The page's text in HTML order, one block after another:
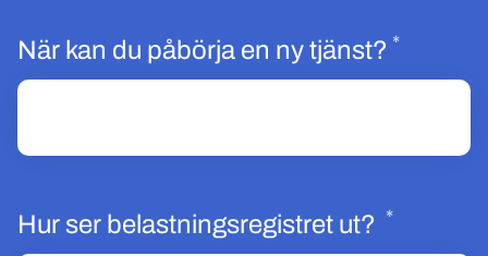
När kan du påbörja en ny tjänst? *
Hur ser belastningsregistret ut? *